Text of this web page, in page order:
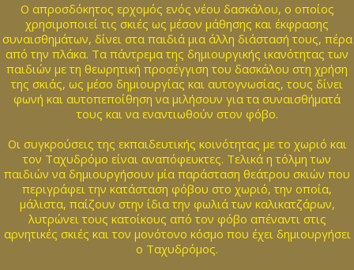
Ο απροσδόκητος ερχομός ενός νέου δασκάλου, ο οποίος
χρησιμοποιεί τις σκιές ως μέσον μάθησης και έκφρασης
συναισθημάτων, δίνει στα παιδιά μια άλλη διάστασή τους, πέρα
από την πλάκα. Τα πάντρεμα της δημιουργικής ικανότητας των
παιδιών με τη θεωρητική προσέγγιση του δασκάλου στη χρήση
της σκιάς, ως μέσο δημιουργίας και αυτογνωσίας, τους δίνει
φωνή και αυτοπεποίθηση να μιλήσουν για τα συναισθήματά
τους και να εναντιωθούν στον φόβο.
Οι συγκρούσεις της εκπαιδευτικής κοινότητας με το χωριό και
τον Ταχυδρόμο είναι αναπόφευκτες. Τελικά η τόλμη των
παιδιών να δημιουργήσουν μία παράσταση θεάτρου σκιών που
περιγράφει την κατάσταση φόβου στο χωριό, την οποία,
μάλιστα, παίζουν στην ίδια την φωλιά των καλικατζάρων,
λυτρώνει τους κατοίκους από τον φόβο απέναντι στις
αρνητικές σκιές και τον μονότονο κόσμο που έχει δημιουργήσει
ο Ταχυδρόμος.